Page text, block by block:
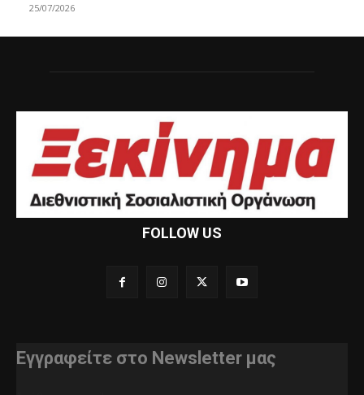
25/07/2026
FOLLOW US
Εγγραφείτε στο Newsletter μας